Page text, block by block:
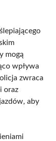
mogą
wpływa
zwraca
oraz
aby